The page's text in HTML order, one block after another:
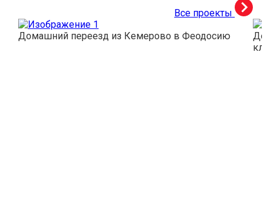
Все проекты
Домашний переезд из Кемерово в Феодосию